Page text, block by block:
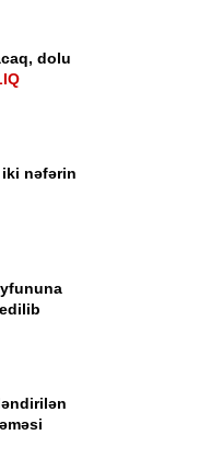
14:06
dolu
nəfərin